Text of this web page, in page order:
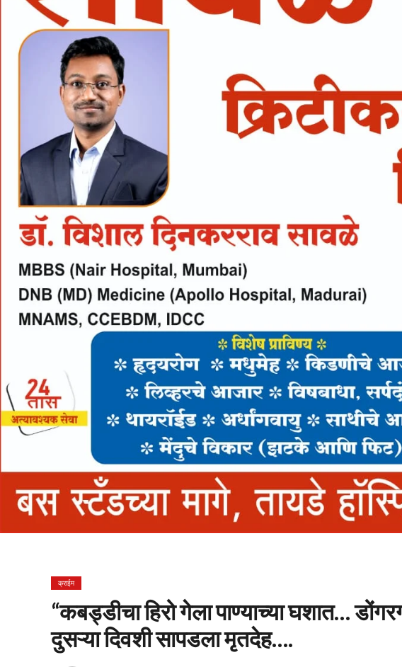
क्राईम
“कबड्डीचा हिरो गेला पाण्याच्या घशात…
दुसऱ्या दिवशी सापडला मृतदेह….